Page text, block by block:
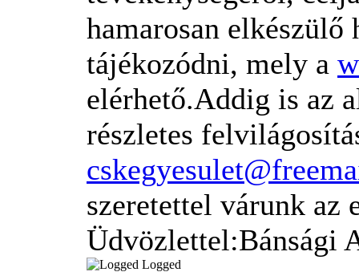
hamarosan
tájékozódni, mely a
elérhető.Addig is az
részletes
szeretettel várunk az
Üdvözlettel:Bánsági
Logged